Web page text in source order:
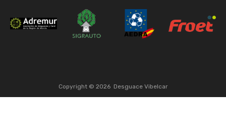
Copyright © 2026 Desguace Vibelcar